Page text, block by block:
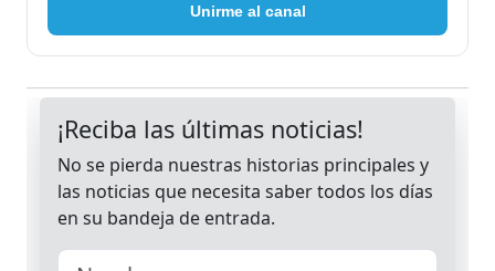
Unirme al canal